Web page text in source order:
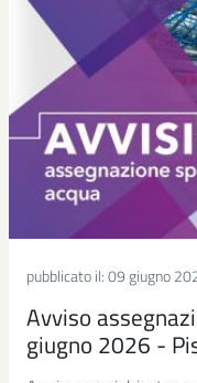
pubblicato il:09 giugno
Avviso
giugno 2026 -